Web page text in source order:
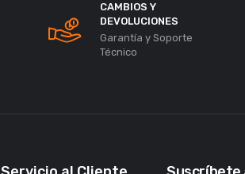
CAMBIOS Y
DEVOLUCIONES
Garantía y Soporte
Técnico